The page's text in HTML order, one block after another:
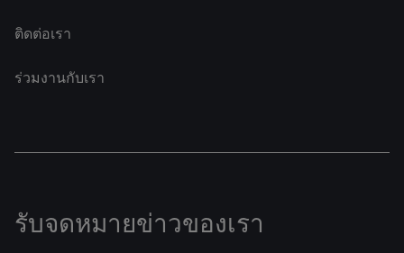
ติดต่อเรา
ร่วมงานกับเรา
รับจดหมายข่าวของเรา